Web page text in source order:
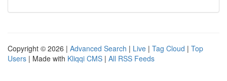
Copyright © 2026 | Advanced Search | Live | Tag Cloud | Top
Users | Made with Kliqqi CMS | All RSS Feeds